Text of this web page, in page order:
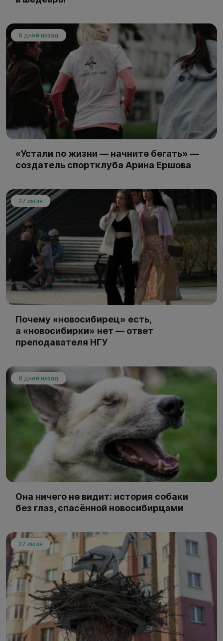
8 дней назад
«Устали по жизни — начните бегать» —
создатель спортклуба Арина Ершова
27 июля
Почему «новосибирец» есть,
а «новосибирки» нет — ответ
преподавателя НГУ
9 дней назад
Она ничего не видит: история собаки
без глаз, спасённой новосибирцами
27 июля